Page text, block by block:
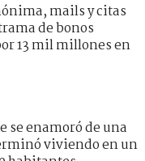
mails y citas
de bonos
13 mil millones en
se enamoró de una
viviendo en un